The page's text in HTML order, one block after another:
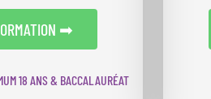
➡
18 ANS & BACCALAURÉAT